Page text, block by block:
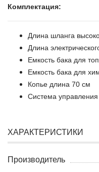
Комплектация:
Длина шланга
Длина
Емкость бака для
Емкость бака для
Копье длина 70 см
Система
ХАРАКТЕРИСТИКИ
Производитель